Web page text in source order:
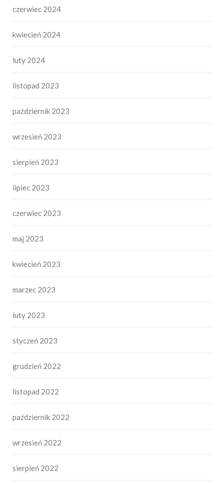
czerwiec 2024
kwiecień 2024
luty 2024
listopad 2023
październik 2023
wrzesień 2023
sierpień 2023
lipiec 2023
czerwiec 2023
maj 2023
kwiecień 2023
marzec 2023
luty 2023
styczeń 2023
grudzień 2022
listopad 2022
październik 2022
wrzesień 2022
sierpień 2022